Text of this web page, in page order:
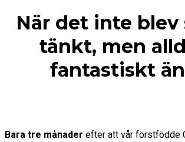
När det inte blev
tänkt, men
fantastiskt
Bara tre månader efter att vår förstfödde